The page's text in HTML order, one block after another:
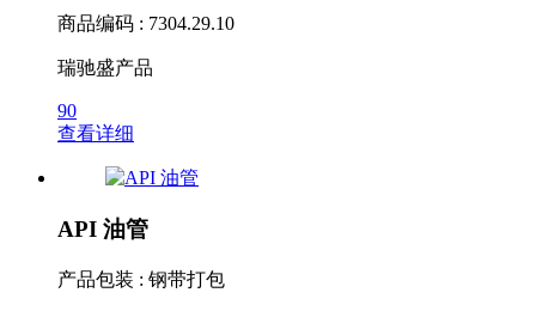
商品编码 : 7304.29.10
瑞驰盛产品
90
查看详细
API 油管
产品包装 : 钢带打包